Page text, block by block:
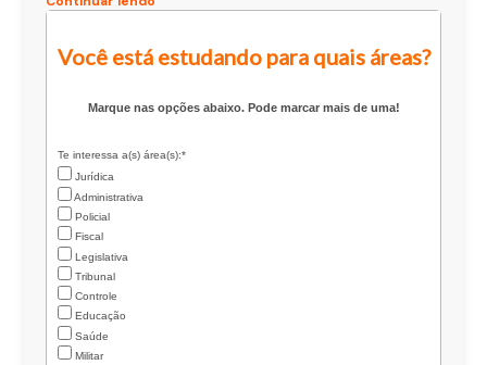
Você está estudando para quais áreas?
Marque nas opções abaixo. Pode marcar mais de uma!
Te interessa a(s) área(s):*
Jurídica
Administrativa
Policial
Fiscal
Legislativa
Tribunal
Controle
Educação
Saúde
Militar